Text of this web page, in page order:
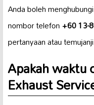
Anda boleh
nombor telefon+60 13-
pertanyaan atau
Apakah waktu
Exhaust